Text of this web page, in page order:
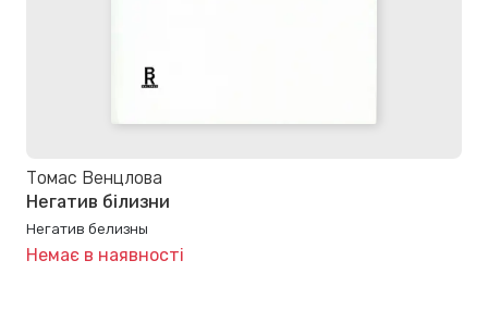
Томас Венцлова
Негатив білизни
Негатив белизны
Немає в наявності